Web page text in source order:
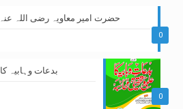
0
حضرت امیر معاویہ رضی اللہ
0
بدعات وہابیہ